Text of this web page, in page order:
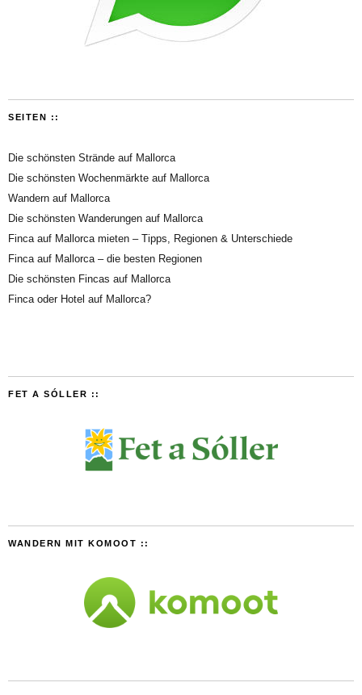
SEITEN ::
Die schönsten Strände auf Mallorca
Die schönsten Wochenmärkte auf Mallorca
Wandern auf Mallorca
Die schönsten Wanderungen auf Mallorca
Finca auf Mallorca mieten – Tipps, Regionen & Unterschiede
Finca auf Mallorca – die besten Regionen
Die schönsten Fincas auf Mallorca
Finca oder Hotel auf Mallorca?
FET A SÓLLER ::
WANDERN MIT KOMOOT ::